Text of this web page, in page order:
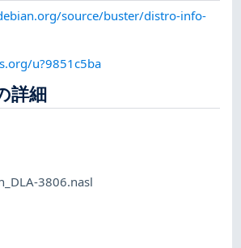
source/buster/distro-info-
u?9851c5ba
詳細
3806.nasl